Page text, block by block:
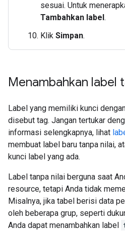
sesuai. Untuk
Tambahkan label.
Klik Simpan.
Menambahkan label
Label yang memiliki kunci
disebut tag. Jangan tertukar
informasi selengkapnya, lihat
membuat label baru tanpa nilai,
kunci label yang ada.
Label tanpa nilai berguna saat
resource, tetapi Anda tidak
Misalnya, jika tabel berisi data
oleh beberapa grup, seperti
Anda dapat menambahkan label